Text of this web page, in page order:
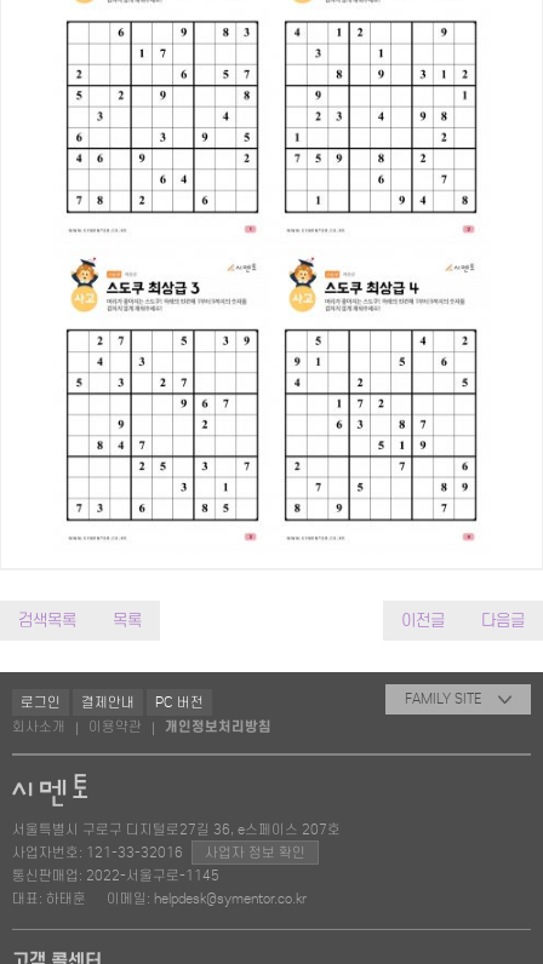
검색목록 목록 이전글 다음글
로그인 결제안내
PC 버전
회사소개
이용약관 개인정보처리방침
FAMILY SITE
서울특별시 구로구 디지털로27길 36, e스페이스 207호
사업자번호: 121-33-32016
사업자 정보 확인
통신판매업: 2022-서울구로-1145
대표: 하태훈
이메일: helpdesk@symentor.co.kr